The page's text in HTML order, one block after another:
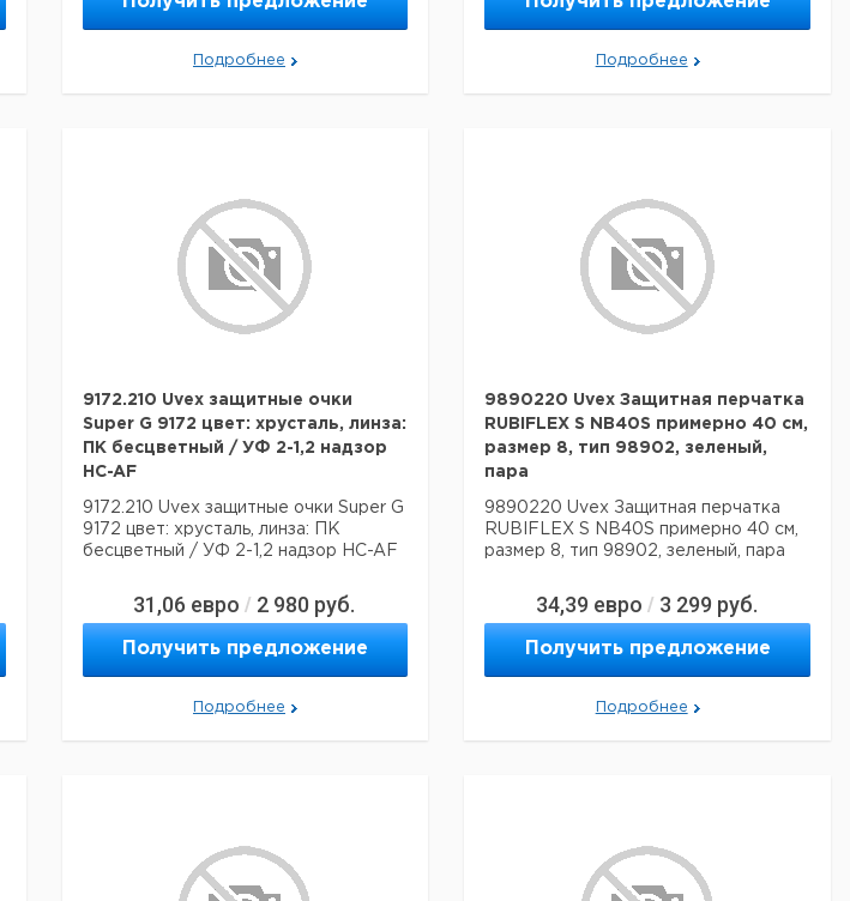
Подробнее Подробнее
9172.210 Uvex защитные очки
Super G 9172 цвет: хрусталь, линза:
ПК бесцветный / УФ 2-1,2 надзор
HC-AF
9172.210 Uvex защитные очки Super G
9172 цвет: хрусталь, линза: ПК
бесцветный / УФ 2-1,2 надзор HC-AF
31,06 евро / 2 980 руб.
Получить предложение
Подробнее
9890220 Uvex Защитная перчатка
RUBIFLEX S NB40S примерно 40 см,
размер 8, тип 98902, зеленый,
пара
9890220 Uvex Защитная перчатка
RUBIFLEX S NB40S примерно 40 см,
размер 8, тип 98902, зеленый, пара
34,39 евро / 3 299 руб.
Получить предложение
Подробнее